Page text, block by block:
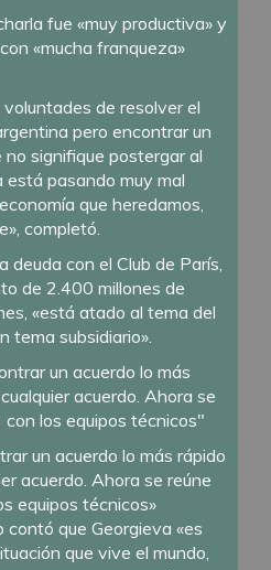
fue «muy productiva» y
«mucha franqueza»
de resolver el
pero encontrar un
no signifique postergar al
está pasando muy mal
que heredamos,
completó.
deuda con el Club de París,
de 2.400 millones de
«está atado al tema del
tema subsidiario».
un acuerdo lo más rápido
acuerdo. Ahora se reúne
equipos técnicos»
que Georgieva «es
que vive el mundo,